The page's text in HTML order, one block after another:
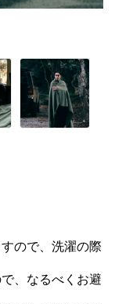
ので、洗濯の際
、なるべくお避